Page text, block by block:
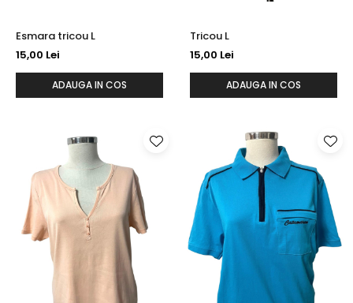
Esmara tricou L
15,00 Lei
ADAUGA IN COS
Tricou L
15,00 Lei
ADAUGA IN COS